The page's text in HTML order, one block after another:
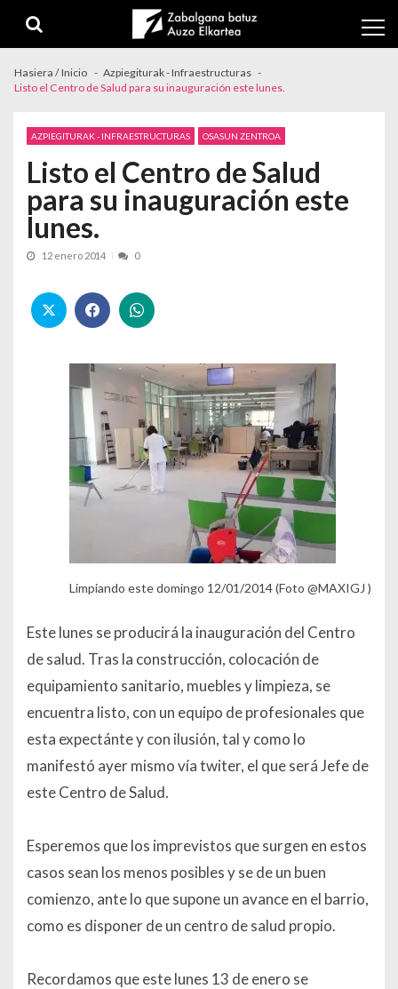
Hasiera / Inicio
Azpiegiturak - Infraestructuras
Listo el Centro de Salud para su inauguración este lunes.
AZPIEGITURAK - INFRAESTRUCTURAS OSASUN ZENTROA
Listo el Centro de Salud
para su inauguración este
lunes.
12 enero 2014 0
Limpiando este domingo 12/01/2014 (Foto ‏@MAXIGJ )
Este lunes se producirá la inauguración del Centro
de salud. Tras la construcción, colocación de
equipamiento sanitario, muebles y limpieza, se
encuentra listo, con un equipo de profesionales que
esta expectánte y con ilusión, tal y como lo
manifestó ayer mismo vía twiter, el que será Jefe de
este Centro de Salud.
Esperemos que los imprevistos que surgen en estos
casos sean los menos posibles y se de un buen
comienzo, ante lo que supone un avance en el barrio,
como es disponer de un centro de salud propio.
Recordamos que este lunes 13 de enero se